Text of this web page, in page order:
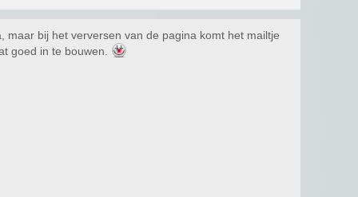
bij het verversen van de pagina komt het mailtje
goed in te bouwen.